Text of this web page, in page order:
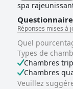
parking ample et
pour se garer.
installations et
spa
Questionnaire
Réponses mises
Quel
Types de
Chambres
Chambres
Veuillez